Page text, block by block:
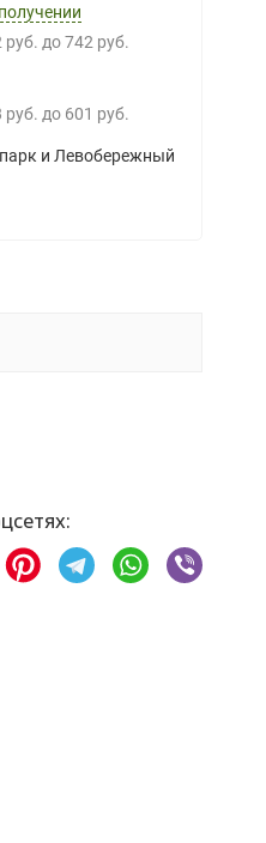
руб. до 742 руб.
руб. до 601 руб.
и Левобережный